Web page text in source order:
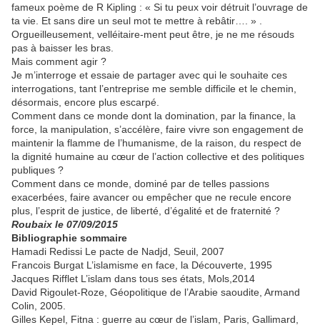
fameux poème de R Kipling : « Si tu peux voir détruit l’ouvrage de
ta vie. Et sans dire un seul mot te mettre à rebâtir…. » .
Orgueilleusement, velléitaire-ment peut être, je ne me résouds
pas à baisser les bras.
Mais comment agir ?
Je m’interroge et essaie de partager avec qui le souhaite ces
interrogations, tant l’entreprise me semble difficile et le chemin,
désormais, encore plus escarpé.
Comment dans ce monde dont la domination, par la finance, la
force, la manipulation, s’accélère, faire vivre son engagement de
maintenir la flamme de l’humanisme, de la raison, du respect de
la dignité humaine au cœur de l’action collective et des politiques
publiques ?
Comment dans ce monde, dominé par de telles passions
exacerbées, faire avancer ou empêcher que ne recule encore
plus, l’esprit de justice, de liberté, d’égalité et de fraternité ?
Roubaix le 07/09/2015
Bibliographie sommaire
Hamadi Redissi Le pacte de Nadjd, Seuil, 2007
Francois Burgat L’islamisme en face, la Découverte, 1995
Jacques Rifflet L’islam dans tous ses états, Mols,2014
David Rigoulet-Roze, Géopolitique de l’Arabie saoudite, Armand
Colin, 2005.
Gilles Kepel, Fitna : guerre au cœur de l’islam, Paris, Gallimard,